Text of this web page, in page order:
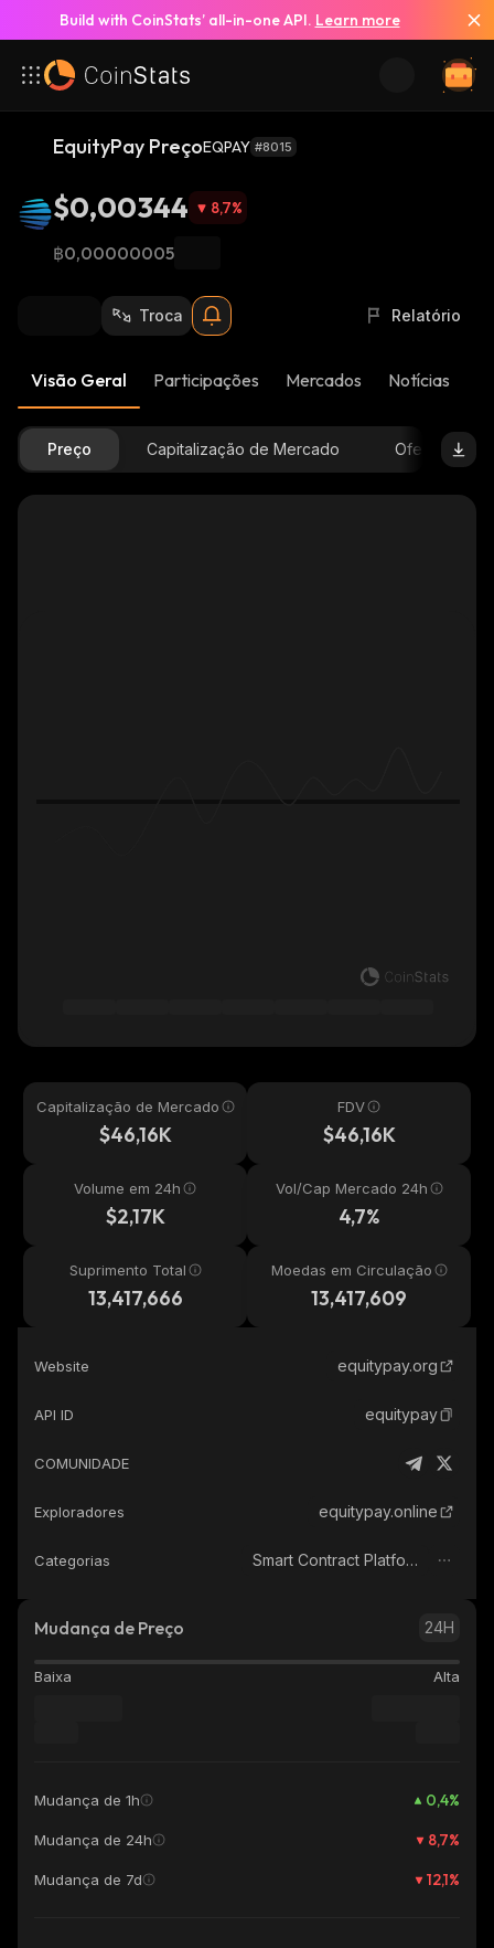
Build with CoinStats’ all-in-one API. Learn more
EquityPay PreçoEQPAY #8015
$0,00344 8,7%
฿0,00000005
Troca Relatório
Visão Geral Participações Mercados Notícias
Preço Capitalização de Mercado Oferta
Capitalização de Mercado
$46,16K
FDV
$46,16K
Volume em 24h
$2,17K
Vol/Cap Mercado 24h
4,7%
Suprimento Total
13,417,666
Moedas em Circulação
13,417,609
Website equitypay.org
API ID equitypay
COMUNIDADE
Exploradores equitypay.online
Categorias Smart Contract Platform
Mudança de Preço 24H
Baixa Alta
Mudança de 1h 0,4%
Mudança de 24h 8,7%
Mudança de 7d 12,1%